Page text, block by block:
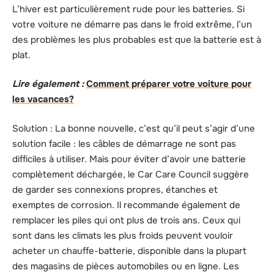
L’hiver est particulièrement rude pour les batteries. Si
votre voiture ne démarre pas dans le froid extrême, l’un
des problèmes les plus probables est que la batterie est à
plat.
Lire également : Comment préparer votre voiture pour
les vacances?
Solution : La bonne nouvelle, c’est qu’il peut s’agir d’une
solution facile : les câbles de démarrage ne sont pas
difficiles à utiliser. Mais pour éviter d’avoir une batterie
complètement déchargée, le Car Care Council suggère
de garder ses connexions propres, étanches et
exemptes de corrosion. Il recommande également de
remplacer les piles qui ont plus de trois ans. Ceux qui
sont dans les climats les plus froids peuvent vouloir
acheter un chauffe-batterie, disponible dans la plupart
des magasins de pièces automobiles ou en ligne. Les